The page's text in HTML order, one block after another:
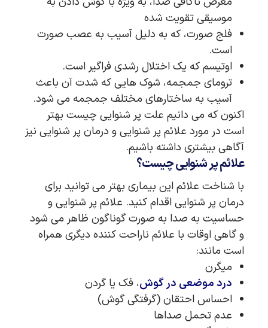
موسیقی تقویت شده
فلج صورت، که به دلیل آسیب به عصب صورت
است.
اوتیسم که یک اختلال رشدی فراگیر است.
ترومای جمجمه، شوک هایی که شدت آن باعث
آسیب به ساختارهای مختلف جمجمه می شود.
اکنون که می دانیم علت پر شنوایی چیست بهتر
است در مورد علائم پر شنوایی و درمان پر شنوایی نیز
آگاهی بیشتری داشته باشیم.
علائم پر شنوایی چیست؟
با شناخت علائم این بیماری بهتر می توانید برای
درمان پر شنوایی اقدام کنید. علائم پر شنوایی و
حساسیت به صدا به صورت گوناگون ظاهر می شود
و گاهی اوقات با علائم ناراحت کننده دیگری همراه
است مانند:
میگرن
درد موضعی در گوش، فک یا گردن
احساس احتقان (گرفتگی گوش)
عدم تحمل صداها